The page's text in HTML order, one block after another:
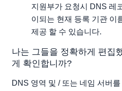
지원부가 요청시 DNS 레
이되는 현재 등록 기관 이
제공 할 수 있습니다.
나는 그들을 정확하게 편집
게 확인합니까?
DNS 영역 및 / 또는 네임 서버